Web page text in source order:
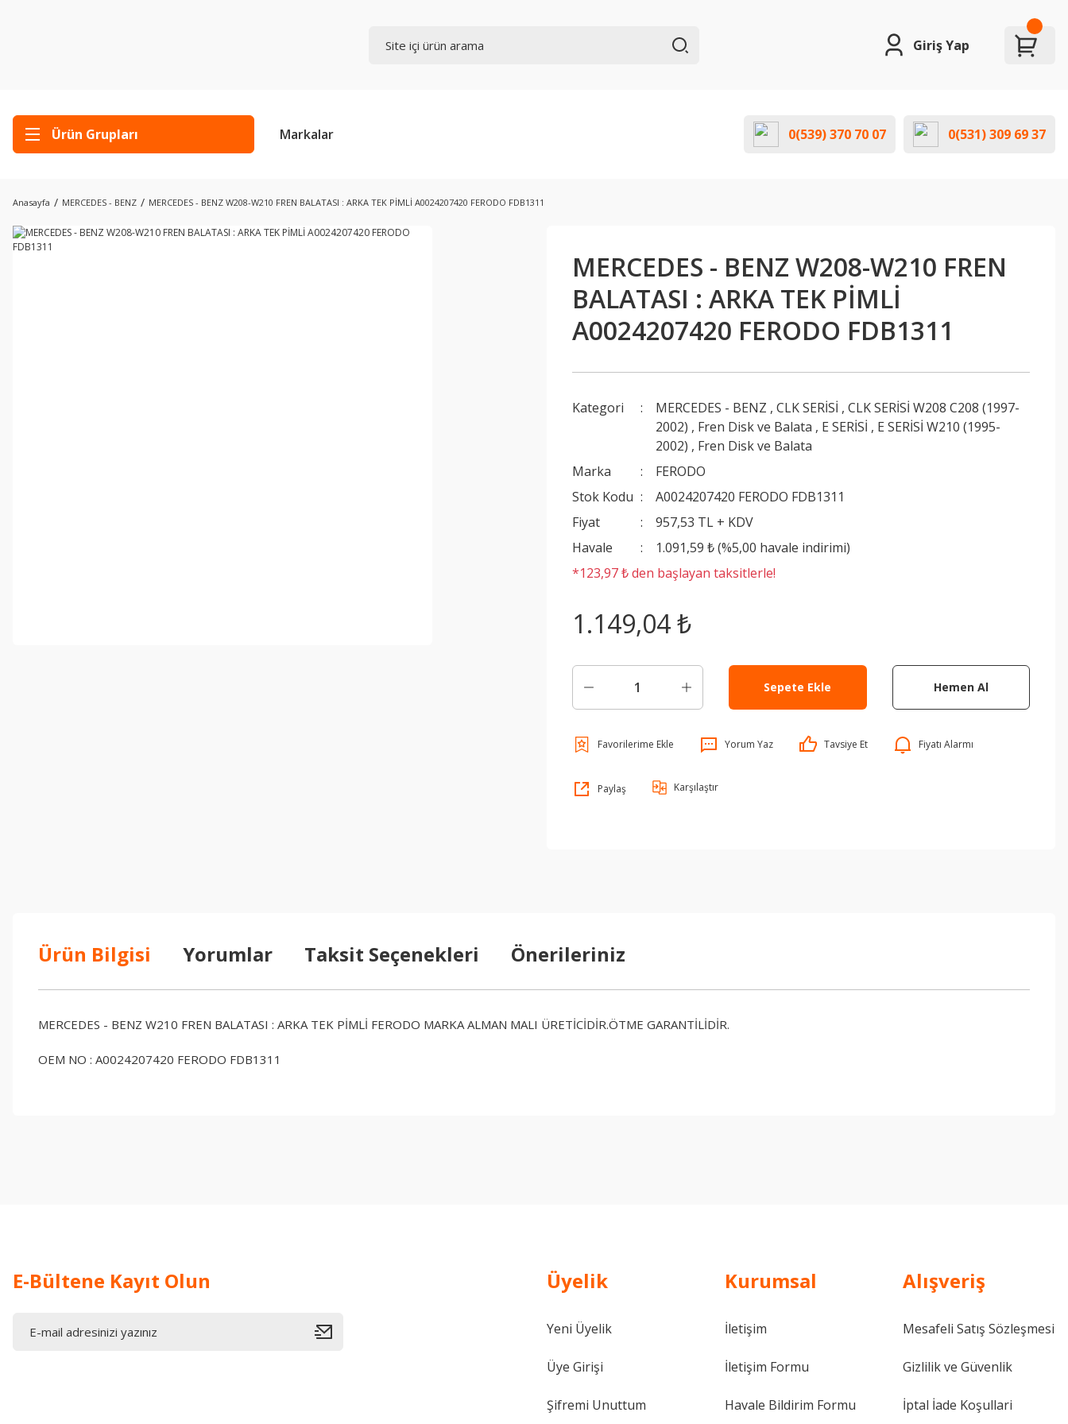
Giriş Yap
Ürün Grupları Markalar 0(539) 370 70 07 0(531) 309 69 37
Anasayfa MERCEDES - BENZ MERCEDES - BENZ W208-W210 FREN BALATASI : ARKA TEK PİMLİ A0024207420 FERODO FDB1311
MERCEDES - BENZ W208-W210 FREN
BALATASI : ARKA TEK PİMLİ
A0024207420 FERODO FDB1311
Kategori MERCEDES - BENZ ,CLK SERİSİ ,CLK SERİSİ W208 C208 (1997-
2002) , Fren Disk ve Balata , E SERİSİ , E SERİSİ W210 (1995-
2002) , Fren Disk ve Balata
Marka
FERODO
Stok Kodu
A0024207420 FERODO FDB1311
Fiyat
957,53 TL + KDV
Havale
1.091,59 ₺ (%5,00 havale indirimi)
*123,97 ₺ den başlayan taksitlerle!
1.149,04 ₺
Sepete Ekle Hemen Al
Yorum Yaz Tavsiye Et Fiyatı Alarmı
Paylaş Karşılaştır
Ürün Bilgisi Yorumlar Taksit Seçenekleri Önerileriniz
MERCEDES - BENZ W210 FREN BALATASI : ARKA TEK PİMLİ FERODO MARKA ALMAN MALI ÜRETİCİDİR.ÖTME GARANTİLİDİR.
OEM NO : A0024207420 FERODO FDB1311
E-Bültene Kayıt Olun Üyelik
Yeni Üyelik
Üye Girişi
Şifremi Unuttum
Kurumsal
İletişim
İletişim Formu
Havale Bildirim Formu
Alışveriş
Mesafeli Satış Sözleşmesi
Gizlilik ve Güvenlik
İptal İade Koşullari